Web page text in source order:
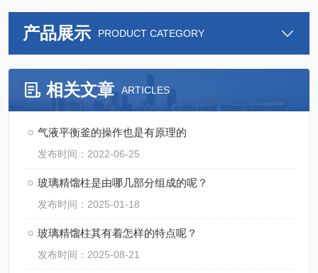
产品展示 PRODUCT CATEGORY
相关文章 ARTICLES
气液平衡釜的操作也是有原理的
发布时间：2022-06-25
玻璃精馏柱是由哪几部分组成的呢？
发布时间：2025-01-18
玻璃精馏柱其有着怎样的特点呢？
发布时间：2025-08-21